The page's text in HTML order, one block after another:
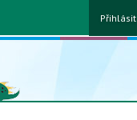
Přihlásit